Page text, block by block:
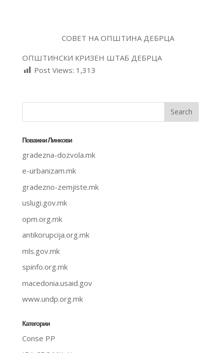
СОВЕТ НА ОПШТИНА ДЕБРЦА
ОПШТИНСКИ КРИЗЕН ШТАБ ДЕБРЦА
Post Views: 1,313
Поважни Линкови
gradezna-dozvola.mk
e-urbanizam.mk
gradezno-zemjiste.mk
uslugi.gov.mk
opm.org.mk
antikorupcija.org.mk
mls.gov.mk
spinfo.org.mk
macedonia.usaid.gov
www.undp.org.mk
Категории
Conse PP